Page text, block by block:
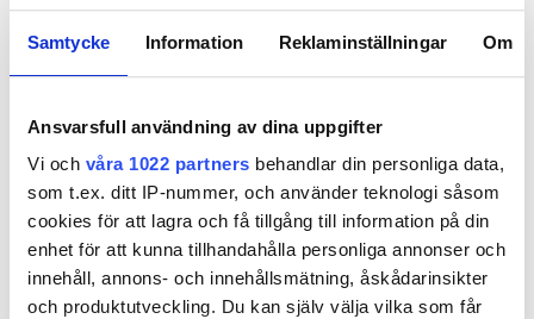
Samtycke Information Reklaminställningar Om
Ansvarsfull användning av dina uppgifter
Vi och våra 1022 partners behandlar din personliga data,
som t.ex. ditt IP-nummer, och använder teknologi såsom
cookies för att lagra och få tillgång till information på din
enhet för att kunna tillhandahålla personliga annonser och
innehåll, annons- och innehållsmätning, åskådarinsikter
och produktutveckling. Du kan själv välja vilka som får
Foto: Frida Ekman
Messi älskar Victorias smörgåstårta – trots
den galna ingrediensen
Det är basen i den svenska klassikern smörgåstårta. Victoria Lalli
självaste Messi.